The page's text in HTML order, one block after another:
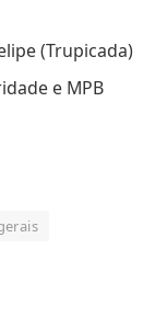
(Trupicada)
e MPB